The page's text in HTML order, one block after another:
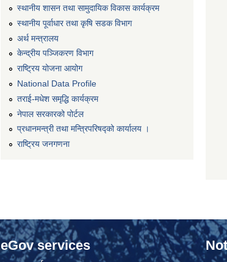
स्थानीय शासन तथा सामुदायिक विकास कार्यक्रम
स्थानीय पूर्वाधार तथा कृषि सडक विभाग
अर्थ मन्त्रालय
केन्द्रीय पञ्जिकरण विभाग
राष्ट्रिय योजना आयोग
National Data Profile
तराई-मधेश समृद्धि कार्यक्रम
नेपाल सरकारको पोर्टल
प्रधानमन्त्री तथा मन्त्रिपरिषद्को कार्यालय ।
राष्ट्रिय जनगणना
eGov services